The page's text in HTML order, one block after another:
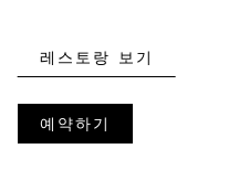
레스토랑 보기
예약하기